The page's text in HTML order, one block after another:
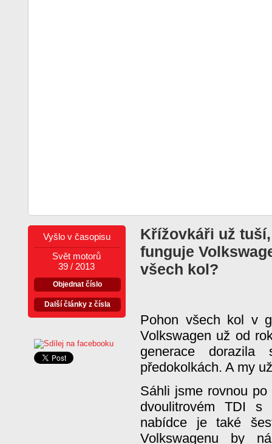
Křížovkáři už
funguje
všech kol?
Pohon všech kol v
Volkswagen už od
generace
předokolkách. A my
Sáhli jsme rovnou
dvoulitrovém TDI s
nabídce je také
Volkswagenu by
Vyšlo v časopisu
Svět motorů
39 / 2013
Objednat číslo
Další články z čísla